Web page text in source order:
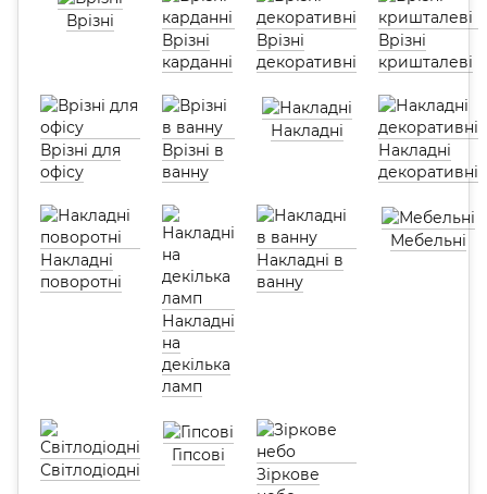
Врізні
Врізні
карданні
Врізні
декоративні
Врізні
кришталеві
Врізні для
офісу
Врізні в
ванну
Накладні
Накладні
декоративні
Накладні
поворотні
Накладні
на
декілька
ламп
Накладні в
ванну
Мебельні
Світлодіодні
Гіпсові
Зіркове